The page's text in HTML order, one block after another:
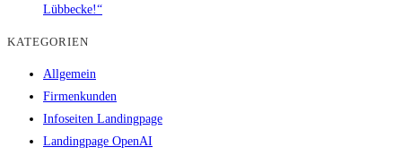
Lübbecke!“
KATEGORIEN
Allgemein
Firmenkunden
Infoseiten Landingpage
Landingpage OpenAI